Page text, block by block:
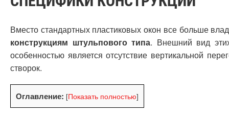
Вместо стандартных пластиковых окон все больше
конструкциям штульпового типа. Внешний вид
особенностью является отсутствие вертикальной
створок.
Оглавление: [Показать полностью]